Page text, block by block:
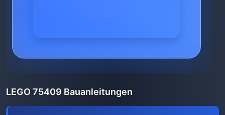
LEGO 75409 Bauanleitungen